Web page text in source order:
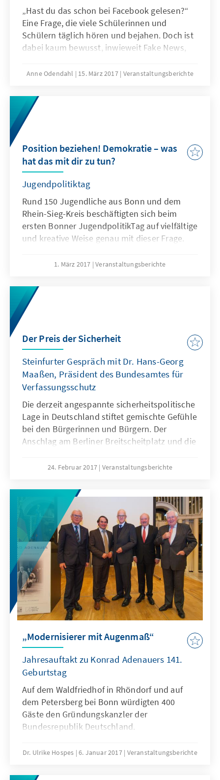
„Hast du das schon bei Facebook gelesen?“
Eine Frage, die viele Schülerinnen und
Schülern täglich hören und bejahen. Doch ist
dabei kaum bewusst, inwieweit Fake News,
Nachrichtenmeldungen unsere Meinung
Standpunkt! DU zwischen Medien und Politik”
haben sich Jugendliche mit aktuellen Fragen
der Digitalisierung und den Möglichkeiten von
auseinandergesetzt.
Anne Odendahl 15. März 2017 Veranstaltungsberichte
Position beziehen! Demokratie – was
hat das mit dir zu tun?
Jugendpolitiktag
Rund 150 Jugendliche aus Bonn und dem
Rhein-Sieg-Kreis beschäftigten sich beim
ersten Bonner JugendpolitikTag auf vielfältige
und kreative Weise genau mit dieser Frage.
Selbstläufer sondern ein Privileg! Und sie lebt
1. März 2017 Veranstaltungsberichte
Der Preis der Sicherheit
Steinfurter Gespräch mit Dr. Hans-Georg
Maaßen, Präsident des Bundesamtes für
Verfassungsschutz
Die derzeit angespannte sicherheitspolitische
Lage in Deutschland stiftet gemischte Gefühle
bei den Bürgerinnen und Bürgern. Der
Anschlag am Berliner Breitscheitplatz und die
Terroranschläge treffen uns schwer in unserer
Klarheit in die derzeitige Diskussion um
Behördenversagen und rechtsstaatliche
Prinzipien zu bringen, lud das Regionalbüro
Westfalen der Konrad-Adenauer-Stiftung
gemeinsam mit der VHS Steinfurt den
Präsidenten des Bundesamtes für
Verfassungsschutzes zu einem
Podiumsgespräch nach Steinfurt ein.
24. Februar 2017 Veranstaltungsberichte
„Modernisierer mit Augenmaß“
Jahresauftakt zu Konrad Adenauers 141.
Geburtstag
Auf dem Waldfriedhof in Rhöndorf und auf
dem Petersberg bei Bonn würdigten 400
Gäste den Gründungskanzler der
Bundesrepublik Deutschland.
Dr. Ulrike Hospes 6. Januar 2017 Veranstaltungsberichte